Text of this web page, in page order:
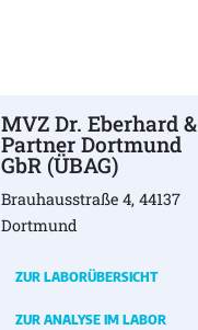
MVZ Dr. Eberhard &
Partner Dortmund
GbR (ÜBAG)
Brauhausstraße 4, 44137
Dortmund
ZUR LABORÜBERSICHT
ZUR ANALYSE IM LABOR